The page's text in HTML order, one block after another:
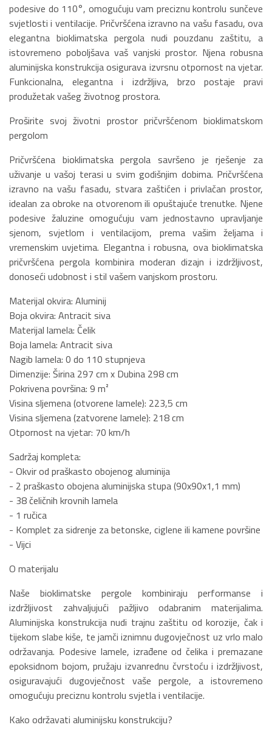
podesive do 110°, omogućuju vam preciznu kontrolu sunčeve
svjetlosti i ventilacije. Pričvršćena izravno na vašu fasadu, ova
elegantna bioklimatska pergola nudi pouzdanu zaštitu, a
istovremeno poboljšava vaš vanjski prostor. Njena robusna
aluminijska konstrukcija osigurava izvrsnu otpornost na vjetar.
Funkcionalna, elegantna i izdržljiva, brzo postaje pravi
produžetak vašeg životnog prostora.
Proširite svoj životni prostor pričvršćenom bioklimatskom
pergolom
Pričvršćena bioklimatska pergola savršeno je rješenje za
uživanje u vašoj terasi u svim godišnjim dobima. Pričvršćena
izravno na vašu fasadu, stvara zaštićen i privlačan prostor,
idealan za obroke na otvorenom ili opuštajuće trenutke. Njene
podesive žaluzine omogućuju vam jednostavno upravljanje
sjenom, svjetlom i ventilacijom, prema vašim željama i
vremenskim uvjetima. Elegantna i robusna, ova bioklimatska
pričvršćena pergola kombinira moderan dizajn i izdržljivost,
donoseći udobnost i stil vašem vanjskom prostoru.
Materijal okvira: Aluminij
Boja okvira: Antracit siva
Materijal lamela: Čelik
Boja lamela: Antracit siva
Nagib lamela: 0 do 110 stupnjeva
Dimenzije: Širina 297 cm x Dubina 298 cm
Pokrivena površina: 9 m²
Visina sljemena (otvorene lamele): 223,5 cm
Visina sljemena (zatvorene lamele): 218 cm
Otpornost na vjetar: 70 km/h
Sadržaj kompleta:
- Okvir od praškasto obojenog aluminija
- 2 praškasto obojena aluminijska stupa (90x90x1,1 mm)
- 38 čeličnih krovnih lamela
- 1 ručica
- Komplet za sidrenje za betonske, ciglene ili kamene površine
- Vijci
O materijalu
Naše bioklimatske pergole kombiniraju performanse i
izdržljivost zahvaljujući pažljivo odabranim materijalima.
Aluminijska konstrukcija nudi trajnu zaštitu od korozije, čak i
tijekom slabe kiše, te jamči iznimnu dugovječnost uz vrlo malo
održavanja. Podesive lamele, izrađene od čelika i premazane
epoksidnom bojom, pružaju izvanrednu čvrstoću i izdržljivost,
osiguravajući dugovječnost vaše pergole, a istovremeno
omogućuju preciznu kontrolu svjetla i ventilacije.
Kako održavati aluminijsku konstrukciju?